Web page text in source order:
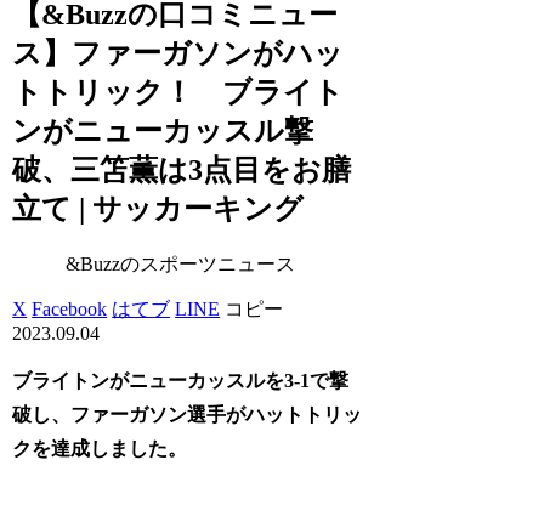
【&Buzzの口コミニュー
ス】ファーガソンがハッ
トトリック！ ブライト
ンがニューカッスル撃
破、三笘薫は3点目をお膳
立て | サッカーキング
&Buzzのスポーツニュース
X Facebook はてブ LINE コピー
2023.09.04
ブライトンがニューカッスルを3-1で撃
破し、ファーガソン選手がハットトリッ
クを達成しました。